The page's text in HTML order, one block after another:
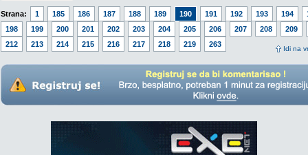
Strana: 1 185 186 187 188 189 190 191 192 193 194
198
199 200 201 202 203 204 205 206 207 208
209
212
213 214 215 216 217 218 219 263
Idi na